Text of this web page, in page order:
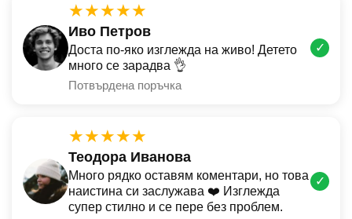
★★★★★
Иво Петров
Доста по-яко изглежда на живо! Детето
много се зарадва 👌
Потвърдена поръчка
✓
★★★★★
Теодора Иванова
Много рядко оставям коментари, но това
наистина си заслужава ❤️ Изглежда
супер стилно и се пере без проблем.
✓